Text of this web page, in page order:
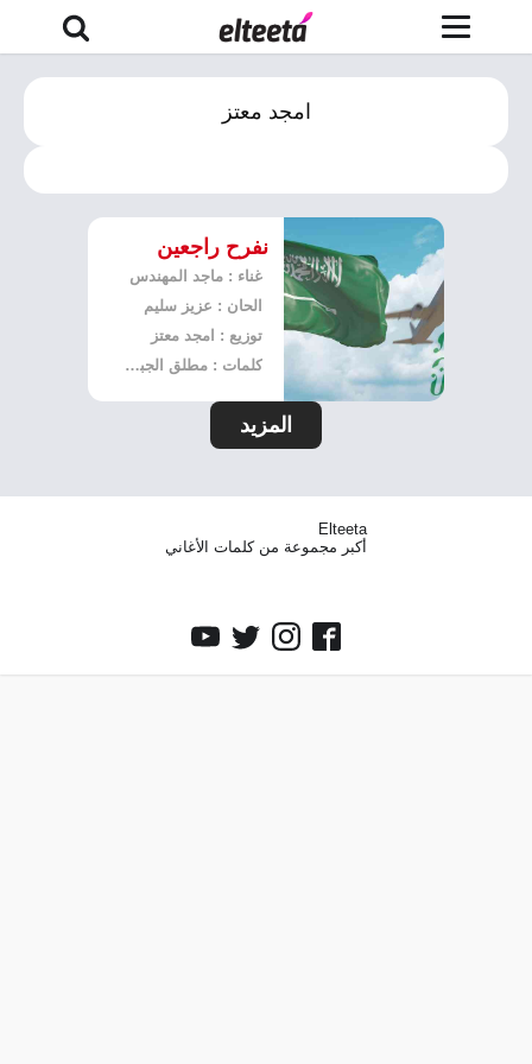
امجد معتز
نفرح راجعين
غناء : ماجد المهندس
الحان : عزيز سليم
توزيع : امجد معتز
كلمات : مطلق الجبعاء
المزيد
Elteeta
أكبر مجموعة من كلمات الأغاني